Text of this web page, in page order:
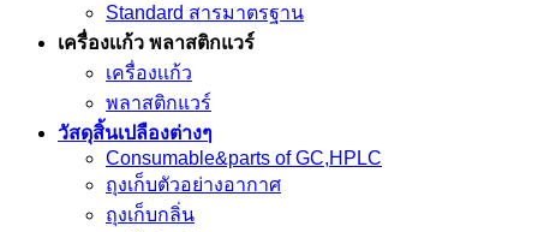
Standard สารมาตรฐาน
เครื่องเเก้ว พลาสติกแวร์
เครื่องเเก้ว
พลาสติกแวร์
วัสดุสิ้นเปลืองต่างๆ
Consumable&parts of GC,HPLC
ถุงเก็บตัวอย่างอากาศ
ถุงเก็บกลิ่น